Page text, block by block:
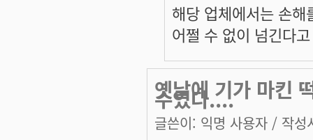
해당 업체에서는 손
어쩔 수 없이 넘긴다
옛날에 기가 마킨
수였다....
글쓴이: 익명 사용자 / 작성